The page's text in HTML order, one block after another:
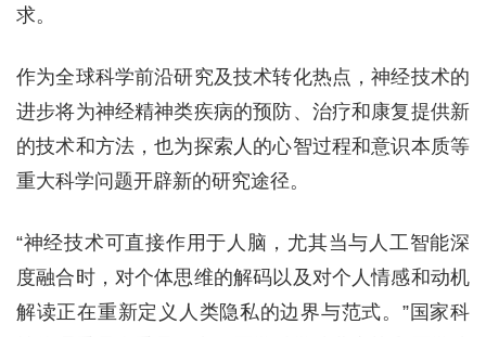
求。
作为全球科学前沿研究及技术转化热点，神经技术的
进步将为神经精神类疾病的预防、治疗和康复提供新
的技术和方法，也为探索人的心智过程和意识本质等
重大科学问题开辟新的研究途径。
“神经技术可直接作用于人脑，尤其当与人工智能深
度融合时，对个体思维的解码以及对个人情感和动机
解读正在重新定义人类隐私的边界与范式。”国家科